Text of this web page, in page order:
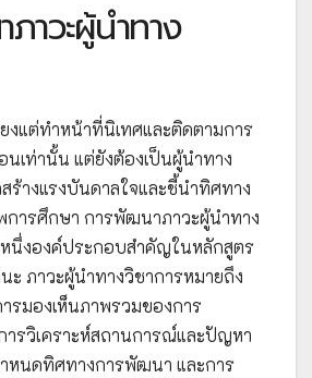
าวะผู้นำทาง
งแต่ทำหน้าที่นิเทศและติดตามการ
นเท่านั้น แต่ยังต้องเป็นผู้นำทาง
ร้างแรงบันดาลใจและชี้นำทิศทาง
ารศึกษา การพัฒนาภาวะผู้นำทาง
นึ่งองค์ประกอบสำคัญในหลักสูตร
ภาวะผู้นำทางวิชาการหมายถึง
รมองเห็นภาพรวมของการ
รวิเคราะห์สถานการณ์และปัญหา
หนดทิศทางการพัฒนา และการ